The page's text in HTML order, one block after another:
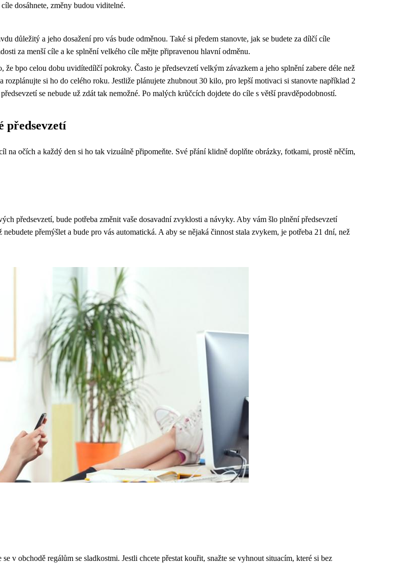
dosáhnete, změny budou viditelné.
důležitý a jeho dosažení pro vás bude odměnou. Také si předem stanovte, jak se budete za dílčí cíle
za menší cíle a ke splnění velkého cíle mějte připravenou hlavní odměnu.
že bpo celou dobu uvidítedílčí pokroky. Často je předsevzetí velkým závazkem a jeho splnění zabere déle než
si ho do celého roku. Jestliže plánujete zhubnout 30 kilo, pro lepší motivaci si stanovte například 2
se nebude už zdát tak nemožné. Po malých krůčcích dojdete do cíle s větší pravděpodobností.
předsevzetí
na očích a každý den si ho tak vizuálně připomeňte. Své přání klidně doplňte obrázky, fotkami, prostě něčím,
předsevzetí, bude potřeba změnit vaše dosavadní zvyklosti a návyky. Aby vám šlo plnění předsevzetí
přemýšlet a bude pro vás automatická. A aby se nějaká činnost stala zvykem, je potřeba 21 dní, než
v obchodě regálům se sladkostmi. Jestli chcete přestat kouřit, snažte se vyhnout situacím, které si bez